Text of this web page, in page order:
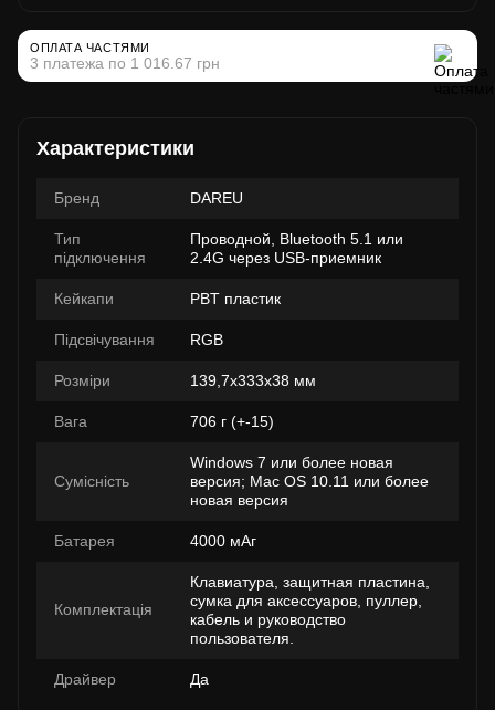
ОПЛАТА ЧАСТЯМИ
3 платежа по 1 016.67 грн
Характеристики
Бренд DAREU
Тип
підключення
Проводной, Bluetooth 5.1 или
2.4G через USB-приемник
Кейкапи PBT пластик
Підсвічування RGB
Розміри 139,7x333x38 мм
Вага 706 г (+-15)
Сумісність
Windows 7 или более новая
версия; Mac OS 10.11 или более
новая версия
Батарея 4000 мАг
Комплектація
Клавиатура, защитная пластина,
сумка для аксессуаров, пуллер,
кабель и руководство
пользователя.
Драйвер Да